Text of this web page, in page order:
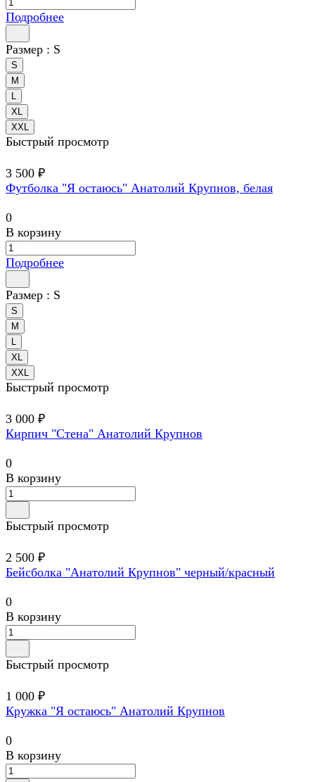
Подробнее
Размер : S
S
M
XL
XXL
Быстрый просмотр
3 500 ₽
Футболка "Я остаюсь" Анатолий Крупнов, белая
0
В корзину
Подробнее
Размер : S
S
M
XL
XXL
Быстрый просмотр
3 000 ₽
Кирпич "Стена" Анатолий Крупнов
0
В корзину
Быстрый просмотр
2 500 ₽
Бейсболка "Анатолий Крупнов" черный/красный
0
В корзину
Быстрый просмотр
1 000 ₽
Кружка "Я остаюсь" Анатолий Крупнов
0
В корзину